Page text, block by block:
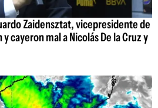
Zaidensztat, vicepresidente de
cayeron mal a Nicolás De la Cruz y